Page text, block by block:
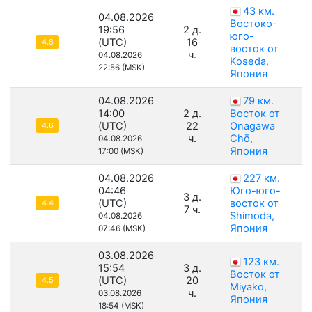
4.8
04.08.2026
19:56
(UTC)
04.08.2026
22:56 (MSK)
2 д.
16
ч.
43 км.
Востоко-
юго-
восток от
Koseda,
Япония
4.6
04.08.2026
14:00
(UTC)
04.08.2026
17:00 (MSK)
2 д.
22
ч.
79 км.
Восток от
Onagawa
Chō,
Япония
4.4
04.08.2026
04:46
(UTC)
04.08.2026
07:46 (MSK)
3 д.
7 ч.
227 км.
Юго-юго-
восток от
Shimoda,
Япония
4.5
03.08.2026
15:54
(UTC)
03.08.2026
18:54 (MSK)
3 д.
20
ч.
123 км.
Восток от
Miyako,
Япония